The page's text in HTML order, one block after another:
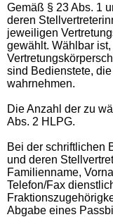
Gemäß § 23 Abs. 1
deren
jeweiligen
gewählt. Wählbar
sind Bedienstete,
wahrnehmen.
Die Anzahl der zu
Abs. 2 HLPG.
Bei der schriftlichen
und deren
Familienname,
Telefon/Fax
Abgabe eines